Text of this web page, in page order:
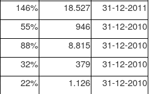
146% 18.527 31-12-2011
55% 946 31-12-2010
88% 8.815 31-12-2010
32% 379 31-12-2010
22% 1.126 31-12-2010